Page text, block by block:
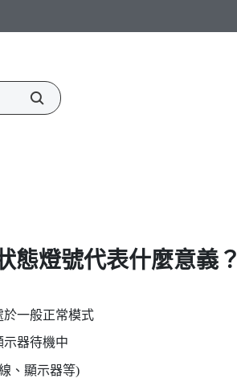
態燈號代表什麼意義？
一般正常模式
示器待機中
、顯示器等)